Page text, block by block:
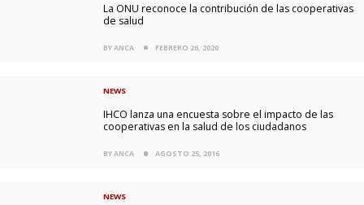
La ONU reconoce la contribución de las cooperativas
de salud
BY ANCA FEBRERO 26, 2020
NEWS
IHCO lanza una encuesta sobre el impacto de las
cooperativas en la salud de los ciudadanos
BY ANCA AGOSTO 25, 2016
NEWS